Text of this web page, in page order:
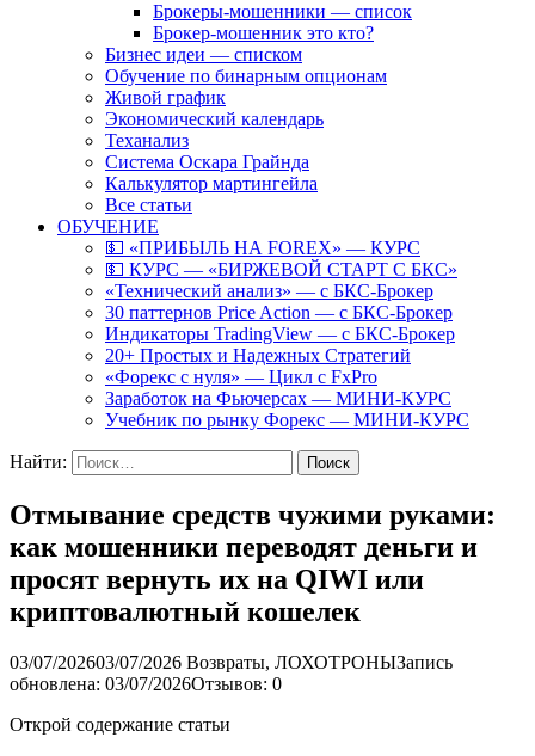
Брокеры-мошенники — список
Брокер-мошенник это кто?
Бизнес идеи — списком
Обучение по бинарным опционам
Живой график
Экономический календарь
Теханализ
Система Оскара Грайнда
Калькулятор мартингейла
Все статьи
ОБУЧЕНИЕ
💵 «ПРИБЫЛЬ НА FOREX» — КУРС
💵 КУРС — «БИРЖЕВОЙ СТАРТ С БКС»
«Технический анализ» — с БКС-Брокер
30 паттернов Price Action — с БКС-Брокер
Индикаторы TradingView — с БКС-Брокер
20+ Простых и Надежных Стратегий
«Форекс с нуля» — Цикл с FxPro
Заработок на Фьючерсах — МИНИ-КУРС
Учебник по рынку Форекс — МИНИ-КУРС
Найти:
Отмывание средств чужими руками:
как мошенники переводят деньги и
просят вернуть их на QIWI или
криптовалютный кошелек
03/07/202603/07/2026 Возвраты, ЛОХОТРОНЫЗапись
обновлена: 03/07/2026Отзывов: 0
Открой содержание статьи